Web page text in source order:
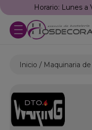
Horario: Lunes
Inicio Maquinaria
DTO.